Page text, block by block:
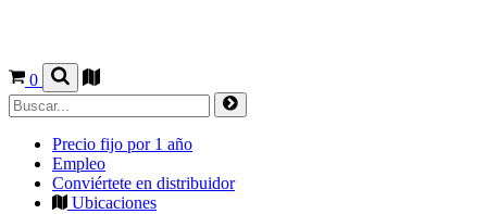
0
Precio fijo por 1 año
Empleo
Conviértete en distribuidor
Ubicaciones